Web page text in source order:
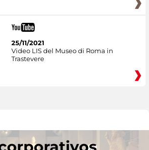
25/11/2021
Video LIS del Museo di Roma in
Trastevere